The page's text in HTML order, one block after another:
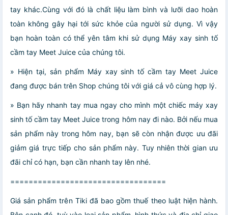
tay khác.Cùng với đó là chất liệu làm bình và lưỡi dao hoàn
toàn không gây hại tới sức khỏe của người sử dụng. Vì vậy
bạn hoàn toàn có thể yên tâm khi sử dụng Máy xay sinh tố
cầm tay Meet Juice của chúng tôi.
» Hiện tại, sản phẩm Máy xay sinh tố cầm tay Meet Juice
đang được bán trên Shop chúng tôi với giá cả vô cùng hợp lý.
» Bạn hãy nhanh tay mua ngay cho mình một chiếc máy xay
sinh tố cầm tay Meet Juice trong hôm nay đi nào. Bởi nếu mua
sản phẩm này trong hôm nay, bạn sẽ còn nhận được ưu đãi
giảm giá trực tiếp cho sản phẩm này. Tuy nhiên thời gian ưu
đãi chỉ có hạn, bạn cần nhanh tay lên nhé.
==================================
Giá sản phẩm trên Tiki đã bao gồm thuế theo luật hiện hành.